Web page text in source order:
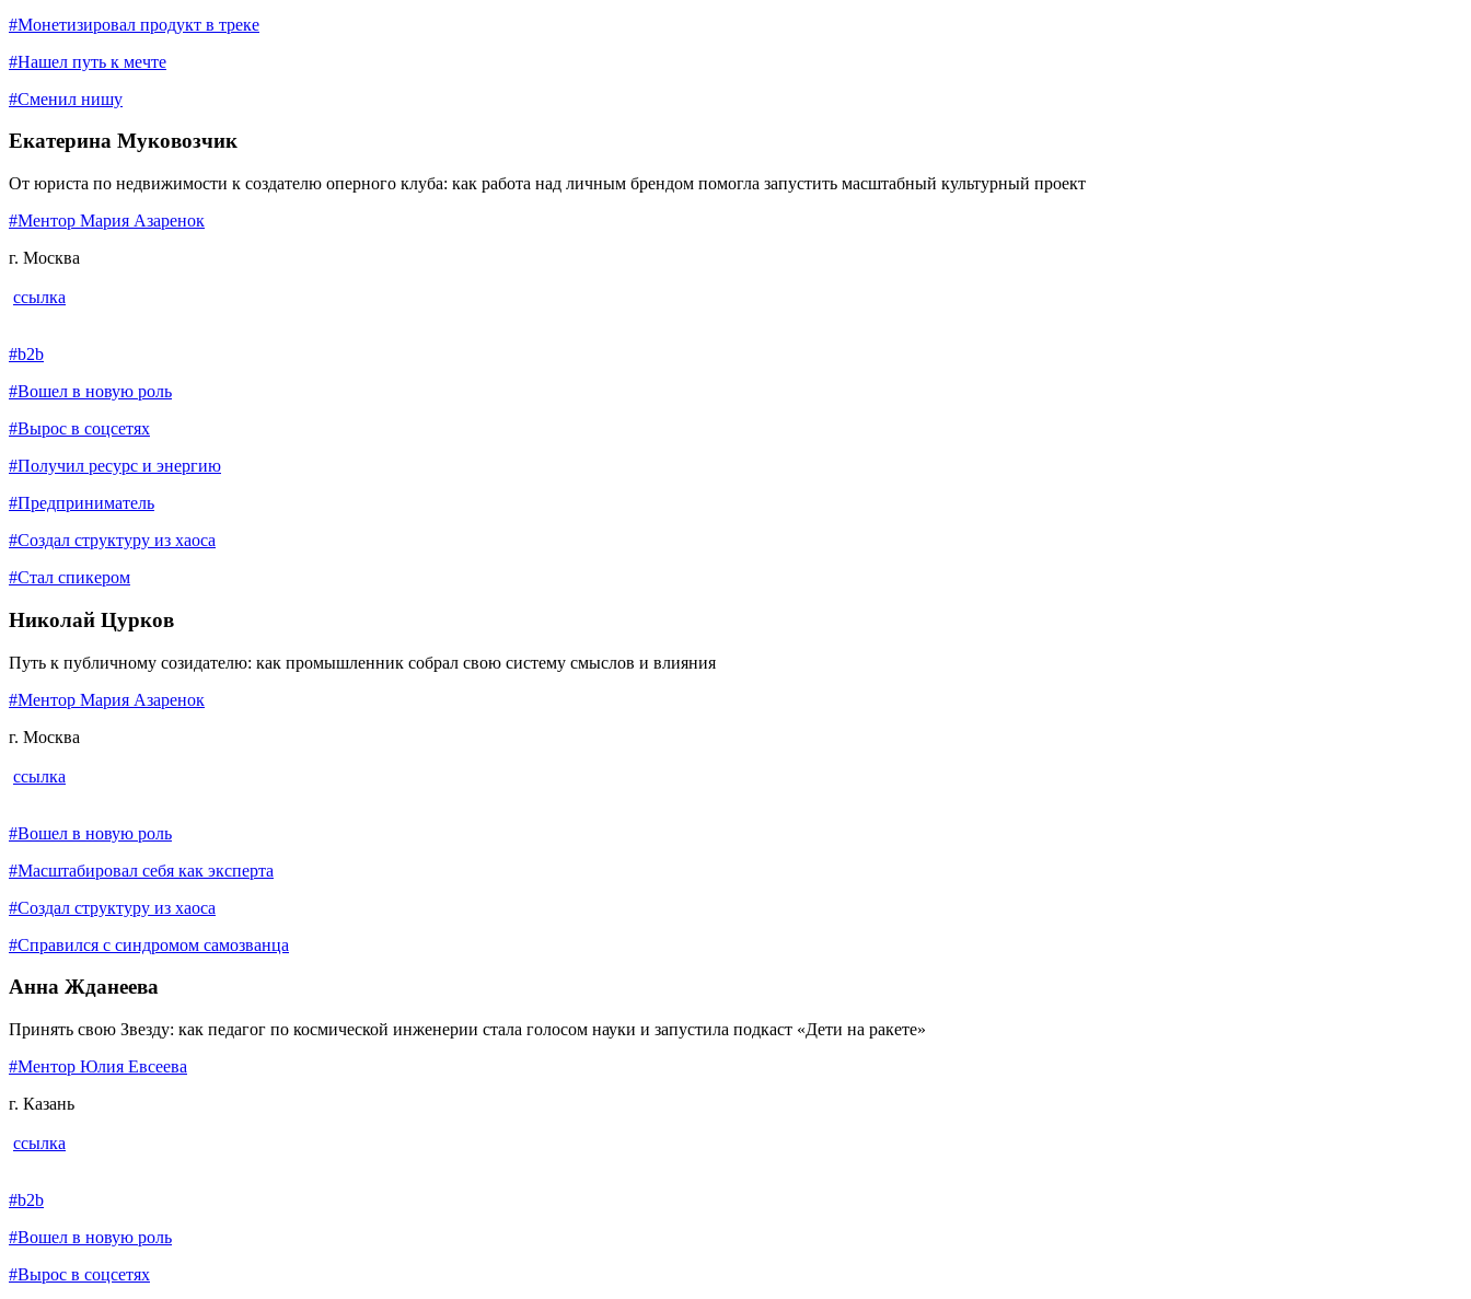
#Монетизировал продукт в треке
#Нашел путь к мечте
#Сменил нишу
Екатерина Муковозчик
От юриста по недвижимости к создателю оперного клуба: как работа над личным брендом помогла запустить масштабный культурный проект
#Ментор Мария Азаренок
г. Москва
ссылка
#b2b
#Вошел в новую роль
#Вырос в соцсетях
#Получил ресурс и энергию
#Предприниматель
#Создал структуру из хаоса
#Стал спикером
Николай Цурков
Путь к публичному созидателю: как промышленник собрал свою систему смыслов и влияния
#Ментор Мария Азаренок
г. Москва
ссылка
#Вошел в новую роль
#Масштабировал себя как эксперта
#Создал структуру из хаоса
#Справился с синдромом самозванца
Анна Жданеева
Принять свою Звезду: как педагог по космической инженерии стала голосом науки и запустила подкаст «Дети на ракете»
#Ментор Юлия Евсеева
г. Казань
ссылка
#b2b
#Вошел в новую роль
#Вырос в соцсетях